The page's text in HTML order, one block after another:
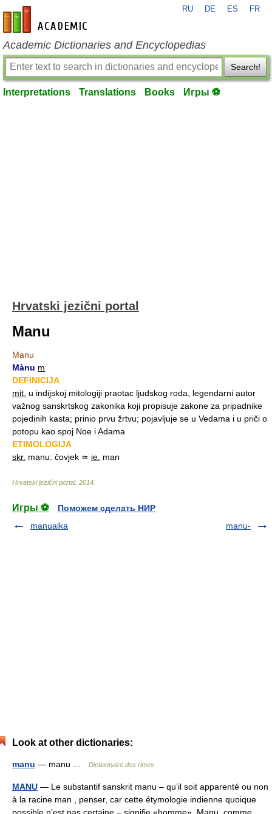
en-academic.com
RU DE ES FR
Academic Dictionaries and Encyclopedias
Search!
Interpretations Translations Books Игры ⚽
Hrvatski jezični portal
Manu
Manu
Mànu m
DEFINICIJA
mit. u indijskoj mitologiji praotac ljudskog roda, legendarni autor
važnog sanskrtskog zakonika koji propisuje zakone za pripadnike
pojedinih kasta; prinio prvu žrtvu; pojavljuje se u Vedama i u priči o
potopu kao spoj Noe i Adama
ETIMOLOGIJA
skr. manu: čovjek ≃ ie. man
Hrvatski jezični portal. 2014
Игры ⚽
Поможем сделать НИР
manualka
manu-
Look at other dictionaries:
manu — manu … Dictionnaire des rimes
MANU — Le substantif sanskrit manu – qu’il soit apparenté ou non
à la racine man , penser, car cette étymologie indienne quoique